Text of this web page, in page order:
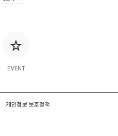
EVENT
개인정보 보호정책